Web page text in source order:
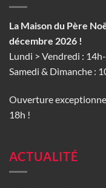
La Maison du Père
décembre 2026 !
Lundi > Vendredi :
Samedi & Dimanche :
Ouverture
18h !
ACTUALITÉ